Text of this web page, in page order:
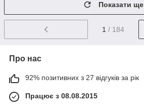
Показати ще
1 / 184
Про нас
92% позитивних з 27 відгуків за рік
Працює з 08.08.2015